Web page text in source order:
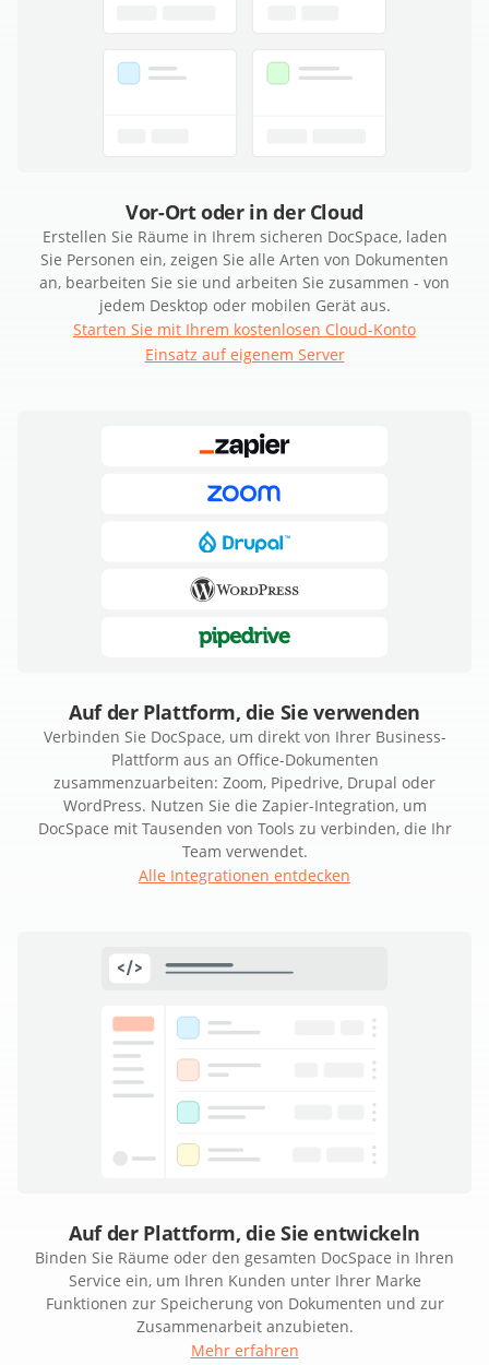
Vor-Ort oder in der Cloud
Erstellen Sie Räume in Ihrem sicheren DocSpace, laden
Sie Personen ein, zeigen Sie alle Arten von Dokumenten
an, bearbeiten Sie sie und arbeiten Sie zusammen - von
jedem Desktop oder mobilen Gerät aus.
Starten Sie mit Ihrem kostenlosen Cloud-Konto
Einsatz auf eigenem Server
Auf der Plattform, die Sie verwenden
Verbinden Sie DocSpace, um direkt von Ihrer Business-
Plattform aus an Office-Dokumenten
zusammenzuarbeiten: Zoom, Pipedrive, Drupal oder
WordPress. Nutzen Sie die Zapier-Integration, um
DocSpace mit Tausenden von Tools zu verbinden, die Ihr
Team verwendet.
Alle Integrationen entdecken
Auf der Plattform, die Sie entwickeln
Binden Sie Räume oder den gesamten DocSpace in Ihren
Service ein, um Ihren Kunden unter Ihrer Marke
Funktionen zur Speicherung von Dokumenten und zur
Zusammenarbeit anzubieten.
Mehr erfahren